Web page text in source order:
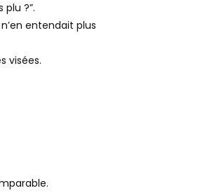
plu ?”.
entendait plus
visées.